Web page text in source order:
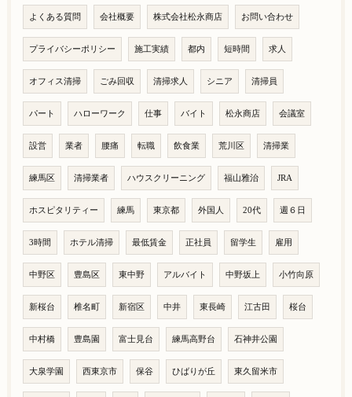
よくある質問 会社概要 株式会社松永商店 お問い合わせ
プライバシーポリシー 施工実績 都内 短時間 求人
オフィス清掃 ごみ回収 清掃求人 シニア 清掃員
パート ハローワーク 仕事 バイト 松永商店 会議室
設営 業者 腰痛 転職 飲食業 荒川区 清掃業
練馬区 清掃業者 ハウスクリーニング 福山雅治 JRA
ホスピタリティー 練馬 東京都 外国人 20代 週６日
3時間 ホテル清掃 最低賃金 正社員 留学生 雇用
中野区 豊島区 東中野 アルバイト 中野坂上 小竹向原
新桜台 椎名町 新宿区 中井 東長崎 江古田 桜台
中村橋 豊島園 富士見台 練馬高野台 石神井公園
大泉学園 西東京市 保谷 ひばりが丘 東久留米市